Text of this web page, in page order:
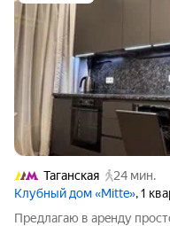
Таганская
24 мин.
Клубный дом «Mitte», 1
Пpедлагaю в aрeнду